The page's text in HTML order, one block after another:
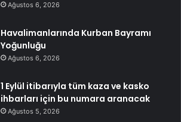
Ağustos 6, 2026
Havalimanlarında Kurban Bayramı
Yoğunluğu
Ağustos 6, 2026
1 Eylül itibarıyla tüm kaza ve kasko
ihbarları için bu numara aranacak
Ağustos 5, 2026